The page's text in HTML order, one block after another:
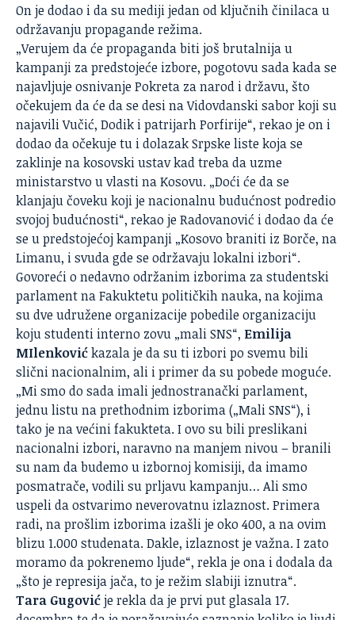
On je dodao i da su mediji jedan od ključnih činilaca u
održavanju propagande režima.
„Verujem da će propaganda biti još brutalnija u
kampanji za predstojeće izbore, pogotovu sada kada se
najavljuje osnivanje Pokreta za narod i državu, što
očekujem da će da se desi na Vidovdanski sabor koji su
najavili Vučić, Dodik i patrijarh Porfirije“, rekao je on i
dodao da očekuje tu i dolazak Srpske liste koja se
zaklinje na kosovski ustav kad treba da uzme
ministarstvo u vlasti na Kosovu. „Doći će da se
klanjaju čoveku koji je nacionalnu budućnost podredio
svojoj budućnosti“, rekao je Radovanović i dodao da će
se u predstojećoj kampanji „Kosovo braniti iz Borče, na
Limanu, i svuda gde se održavaju lokalni izbori“.
Govoreći o nedavno održanim izborima za studentski
parlament na Fakuktetu političkih nauka, na kojima
su dve udružene organizacije pobedile organizaciju
koju studenti interno zovu „mali SNS“, Emilija
MIlenkovićkazala je da su ti izbori po svemu bili
slični nacionalnim, ali i primer da su pobede moguće.
„Mi smo do sada imali jednostranački parlament,
jednu listu na prethodnim izborima („Mali SNS“), i
tako je na većini fakukteta. I ovo su bili preslikani
nacionalni izbori, naravno na manjem nivou – branili
su nam da budemo u izbornoj komisiji, da imamo
posmatrače, vodili su prljavu kampanju… Ali smo
uspeli da ostvarimo neverovatnu izlaznost. Primera
radi, na prošlim izborima izašli je oko 400, a na ovim
blizu 1.000 studenata. Dakle, izlaznost je važna. I zato
moramo da pokrenemo ljude“, rekla je ona i dodala da
„što je represija jača, to je režim slabiji iznutra“.
Tara Gugovićje rekla da je prvi put glasala 17.